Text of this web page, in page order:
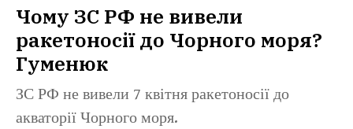
Чому ЗС РФ не вивели
ракетоносії до Чорного моря?
Гуменюк
ЗС РФ не вивели 7 квітня ракетоносії до
акваторії Чорного моря.